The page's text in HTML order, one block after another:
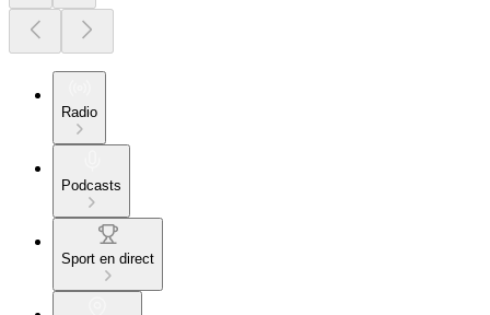
Radio
Podcasts
Sport en direct